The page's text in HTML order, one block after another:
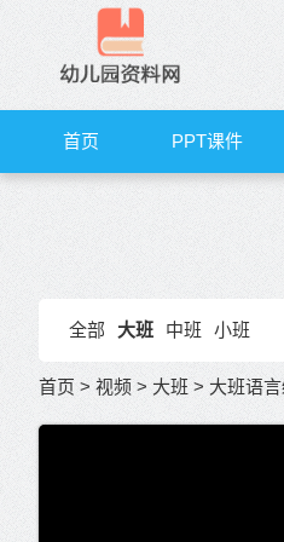
首页 PPT课件
全部 大班 中班 小班
首页 > 视频 > 大班 > 大班语